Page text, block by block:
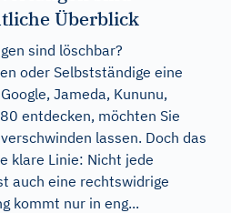
Überblick
sind löschbar?
oder Selbstständige eine
Jameda, Kununu,
entdecken, möchten Sie
lassen. Doch das
klare Linie: Nicht jede
auch eine rechtswidrige
kommt nur in eng...